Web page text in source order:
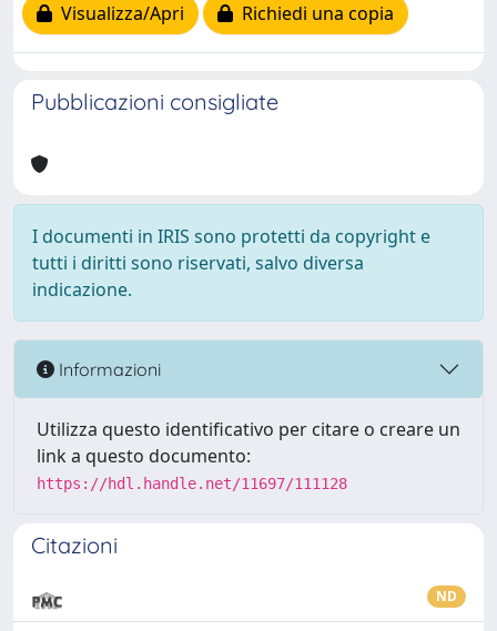
Visualizza/Apri
Richiedi una copia
Pubblicazioni consigliate
I documenti in IRIS sono protetti da copyright e
tutti i diritti sono riservati, salvo diversa
indicazione.
Informazioni
Utilizza questo identificativo per citare o creare un
link a questo documento:
https://hdl.handle.net/11697/111128
Citazioni
ND